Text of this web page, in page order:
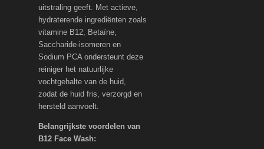
uitstraling geeft. Met actieve,
hydraterende ingrediënten zoals
vitamine B12, Betaïne,
Saccharide-isomeren en
Sodium PCA ondersteunt deze
reiniger het natuurlijke
vochtgehalte van de huid,
zodat de huid fris, verzorgd en
hersteld aanvoelt.
Belangrijkste voordelen van
B12 Face Wash: